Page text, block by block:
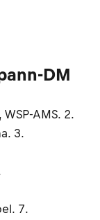
DM
AMS. 2.
3.
7.